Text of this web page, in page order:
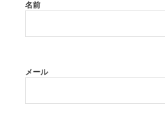
名前
メール